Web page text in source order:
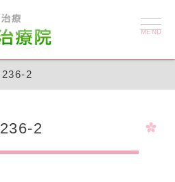
MENU
236-2
236-2